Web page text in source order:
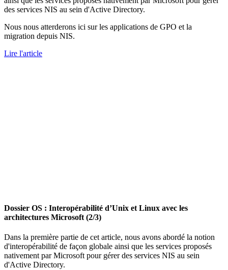
des services NIS au sein d'Active Directory.
Nous nous atterderons ici sur les applications de GPO et la
migration depuis NIS.
Lire l'article
Dossier OS : Interopérabilité d’Unix et Linux avec les
architectures Microsoft (2/3)
Dans la première partie de cet article, nous avons abordé la notion
d'interopérabilité de façon globale ainsi que les services proposés
nativement par Microsoft pour gérer des services NIS au sein
d'Active Directory.